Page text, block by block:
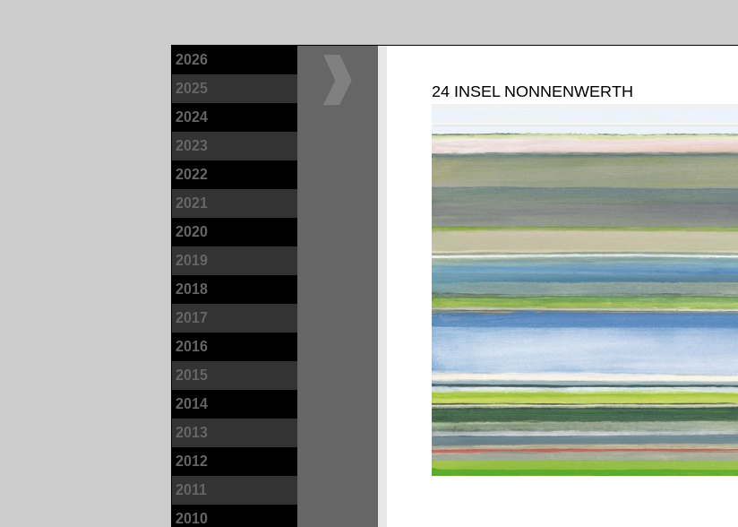
2026
2025
2024
2023
2022
2021
2020
2019
2018
2017
2016
2015
2014
2013
2012
2011
2010
24 INSEL NONNENWERTH